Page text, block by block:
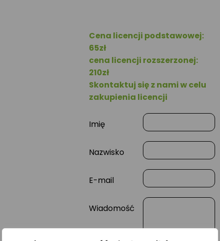
Cena licencji podstawowej:
65zł
cena licencji rozszerzonej:
210zł
Skontaktuj się z nami w celu
zakupienia licencji
Imię
Nazwisko
E-mail
Wiadomość